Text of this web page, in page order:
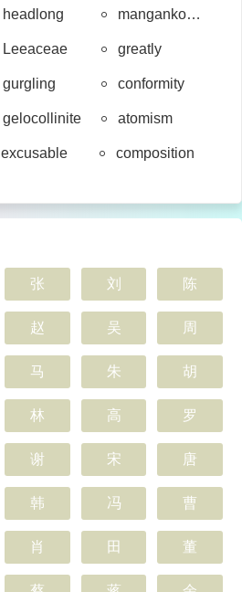
headlong mangankoninckite
Leeaceae greatly
gurgling conformity
gelocollinite atomism
excusable composition
张 刘 陈
赵 吴 周
马 朱 胡
林 高 罗
谢 宋 唐
韩 冯 曹
肖 田 董